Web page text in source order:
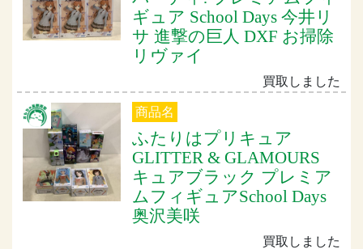
ギュア School Days 今井リ
サ 進撃の巨人 DXF お掃除
リヴァイ
買取しました
商品名
ふたりはプリキュア
GLITTER & GLAMOURS
キュアブラック プレミア
ムフィギュアSchool Days
奥沢美咲
買取しました